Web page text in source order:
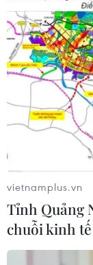
Tỉnh Quảng
mới với chuỗi
09/08/2026 08:04
Điểm chuẩn
mại dao động
09/08/2026 08:02
Từ 10-11/8,
nơi nắng nóng
vietnamplus.vn
Tỉnh Quảng
chuỗi kinh